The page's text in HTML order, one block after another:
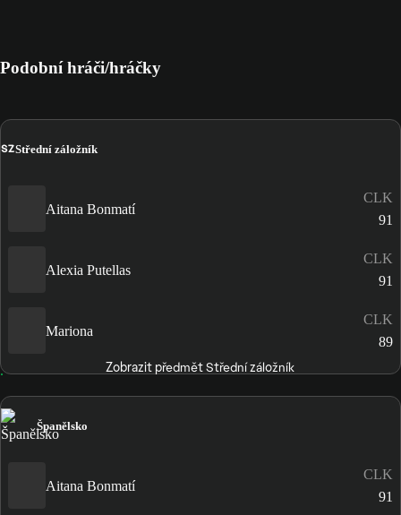
Podobní hráči/hráčky
SZStřední záložník
Aitana Bonmatí
CLK
91
Alexia Putellas
CLK
91
Mariona
CLK
89
Zobrazit předmět Střední záložník
Španělsko
Aitana Bonmatí
CLK
91